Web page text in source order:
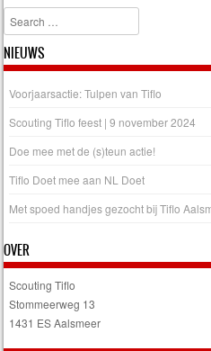
Search
NIEUWS
Voorjaarsactie: Tulpen van Tiflo
Scouting Tiflo feest | 9 november 2024
Doe mee met de (s)teun actie!
Tiflo Doet mee aan NL Doet
Met spoed handjes gezocht bij Tiflo
OVER
Scouting Tiflo
Stommeerweg 13
1431 ES Aalsmeer